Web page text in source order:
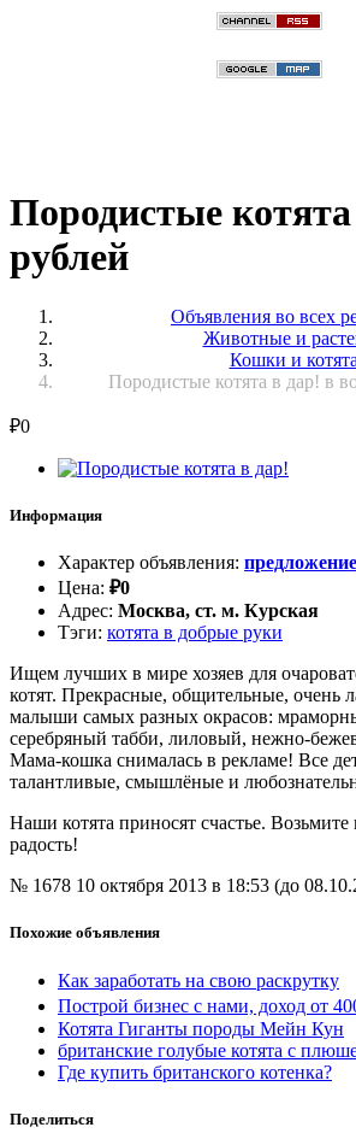
Породистые
рублей
Объявления во всех
Животные и
Кошки и котята
Породистые котята в дар! в
₽0
Информация
Характер объявления: предложение
Цена: ₽0
Адрес: Москва, ст. м. Курская
Тэги: котята в добрые руки
Ищем лучших в мире хозяев для
котят. Прекрасные, общительные, очень
малыши самых разных окрасов:
серебряный табби, лиловый, нежно-
Мама-кошка снималась в рекламе! Все
талантливые, смышлёные и
Наши котята приносят счастье.
радость!
№ 1678 10 октября 2013 в 18:53 (до
Похожие объявления
Как заработать на свою раскрутку
Построй бизнес с нами, доход от
Котята Гиганты породы Мейн Кун
британские голубые котята с
Где купить британского котенка?
Поделиться